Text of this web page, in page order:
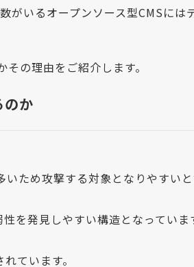
がいるオープンソース型CMSに
の理由をご紹介します。
のか
ため攻撃する対象となりやすいと
を発見しやすい構造となっていま
ています。